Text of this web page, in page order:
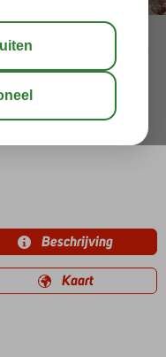
Beschrijving
Kaart